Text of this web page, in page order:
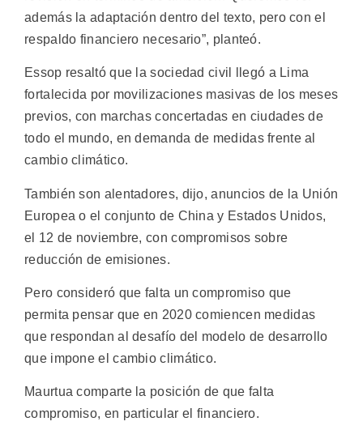
además la adaptación dentro del texto, pero con el
respaldo financiero necesario”, planteó.
Essop resaltó que la sociedad civil llegó a Lima
fortalecida por movilizaciones masivas de los meses
previos, con marchas concertadas en ciudades de
todo el mundo, en demanda de medidas frente al
cambio climático.
También son alentadores, dijo, anuncios de la Unión
Europea o el conjunto de China y Estados Unidos,
el 12 de noviembre, con compromisos sobre
reducción de emisiones.
Pero consideró que falta un compromiso que
permita pensar que en 2020 comiencen medidas
que respondan al desafío del modelo de desarrollo
que impone el cambio climático.
Maurtua comparte la posición de que falta
compromiso, en particular el financiero.